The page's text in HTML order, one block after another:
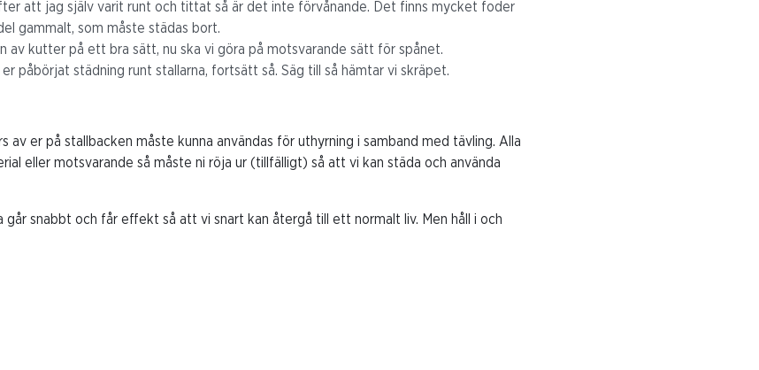
att jag själv varit runt och tittat så är det inte förvånande. Det finns mycket foder
gammalt, som måste städas bort.
av kutter på ett bra sätt, nu ska vi göra på motsvarande sätt för spånet.
er påbörjat städning runt stallarna, fortsätt så. Säg till så hämtar vi skräpet.
av er på stallbacken måste kunna användas för uthyrning i samband med tävling. Alla
eller motsvarande så måste ni röja ur (tillfälligt) så att vi kan städa och använda
går snabbt och får effekt så att vi snart kan återgå till ett normalt liv. Men håll i och